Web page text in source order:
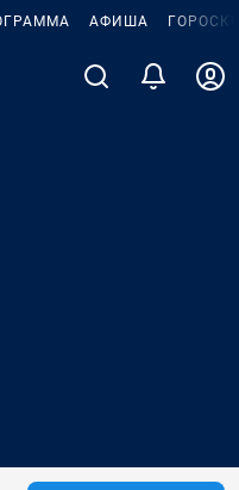
АФИША